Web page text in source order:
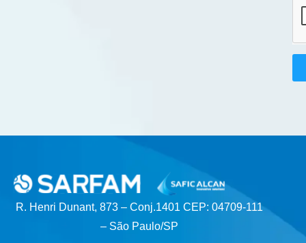
R. Henri Dunant, 873 – Conj.1401 CEP: 04709-111
– São Paulo/SP